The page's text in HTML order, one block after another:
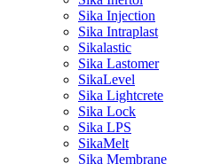
Sika Injection
Sika Intraplast
Sikalastic
Sika Lastomer
SikaLevel
Sika Lightcrete
Sika Lock
Sika LPS
SikaMelt
Sika Membrane